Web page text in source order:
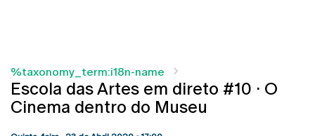
%taxonomy_term:i18n-name
Escola das Artes em direto #10 · O
Cinema dentro do Museu